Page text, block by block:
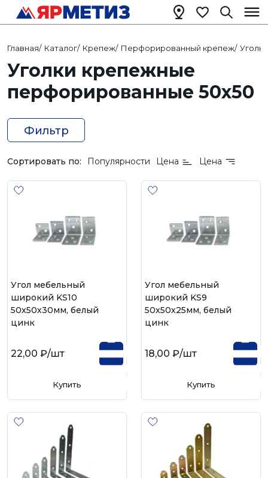
Главная/ Каталог/ Крепеж/ Перфорированный крепеж/
Уголки крепежные
перфорированные 50х50
Фильтр
Сортировать по: Популярности Цена Цена
Угол мебельный
широкий KS10
50х50х30мм, белый
цинк
22,00 ₽/шт
Купить
Угол мебельный
широкий KS9
50х50х25мм, белый
цинк
18,00 ₽/шт
Купить